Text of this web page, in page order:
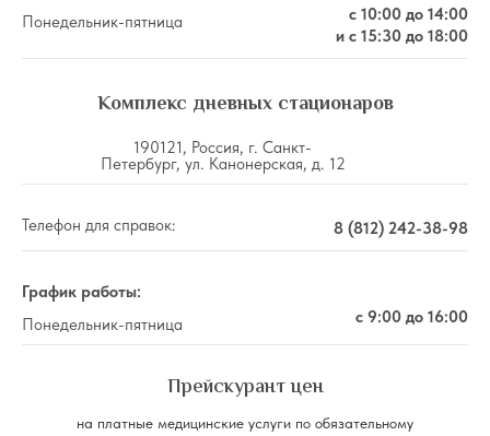
Понедельник-пятница
с 10:00 до 14:00
и с 15:30 до 18:00
Комплекс дневных стационаров
190121, Россия, г. Санкт-
Петербург, ул. Канонерская, д. 12
Телефон для справок: 8 (812) 242-38-98
График работы:
Понедельник-пятница
с 9:00 до 16:00
Прейскурант цен
на платные медицинские услуги по обязательному